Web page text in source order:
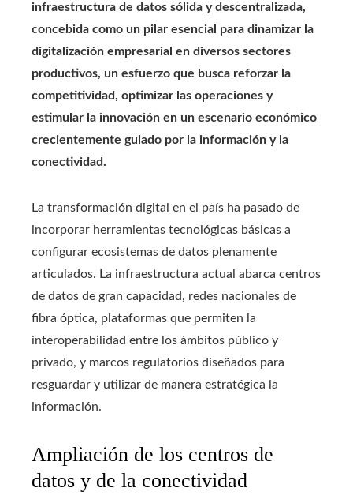
infraestructura de datos sólida y descentralizada,
concebida como un pilar esencial para dinamizar la
digitalización empresarial en diversos sectores
productivos, un esfuerzo que busca reforzar la
competitividad, optimizar las operaciones y
estimular la innovación en un escenario económico
crecientemente guiado por la información y la
conectividad.
La transformación digital en el país ha pasado de
incorporar herramientas tecnológicas básicas a
configurar ecosistemas de datos plenamente
articulados. La infraestructura actual abarca centros
de datos de gran capacidad, redes nacionales de
fibra óptica, plataformas que permiten la
interoperabilidad entre los ámbitos público y
privado, y marcos regulatorios diseñados para
resguardar y utilizar de manera estratégica la
información.
Ampliación de los centros de
datos y de la conectividad